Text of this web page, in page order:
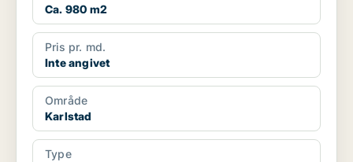
Ca. 980 m2
Pris pr. md.
Inte angivet
Område
Karlstad
Type